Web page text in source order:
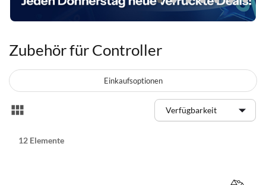
Zubehör für Controller
Anzeigen
Liste
12 Elemente
Einkaufsoptionen